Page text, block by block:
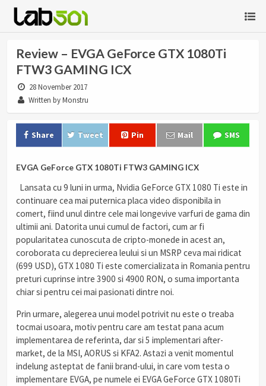
Review – EVGA GeForce GTX 1080Ti
FTW3 GAMING ICX
28 November 2017
Written by Monstru
Share Tweet Pin Mail SMS
EVGA GeForce GTX 1080Ti FTW3 GAMING ICX
Lansata cu 9 luni in urma, Nvidia GeForce GTX 1080 Ti este in
continuare cea mai puternica placa video disponibila in
comert, fiind unul dintre cele mai longevive varfuri de gama din
ultimii ani. Datorita unui cumul de factori, cum ar fi
popularitatea cunoscuta de cripto-monede in acest an,
coroborata cu deprecierea leului si un MSRP ceva mai ridicat
(699 USD), GTX 1080 Ti este comercializata in Romania pentru
preturi cuprinse intre 3900 si 4900 RON, o suma importanta
chiar si pentru cei mai pasionati dintre noi.
Prin urmare, alegerea unui model potrivit nu este o treaba
tocmai usoara, motiv pentru care am testat pana acum
implementarea de referinta, dar si 5 implementari after-
market, de la MSI, AORUS si KFA2. Astazi a venit momentul
indelung asteptat de fanii brand-ului, in care vom testa o
implementare EVGA, pe numele ei EVGA GeForce GTX 1080Ti